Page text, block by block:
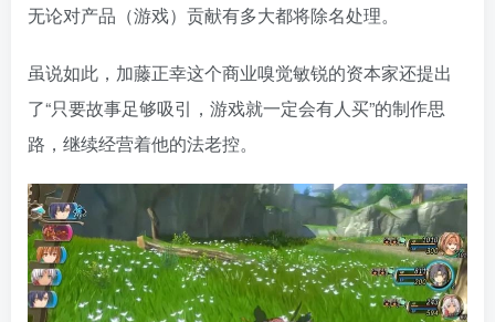
无论对产品（游戏）贡献有多大都将除名处理。
虽说如此，加藤正幸这个商业嗅觉敏锐的资本家还提出
了“只要故事足够吸引，游戏就一定会有人买”的制作思
路，继续经营着他的法老控。